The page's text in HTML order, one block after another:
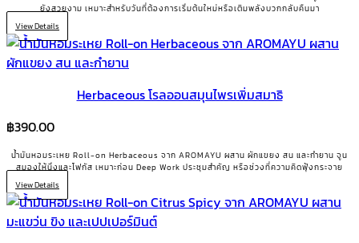
ยังสวยงาม เหมาะสำหรับวันที่ต้องการเริ่มต้นใหม่หรือเติมพลังบวกกลับคืนมา
View Details
Herbaceous โรลออนสมุนไพรเพิ่มสมาธิ
฿390.00
น้ำมันหอมระเหย Roll-on Herbaceous จาก AROMAYU ผสาน ผักแขยง สน และกำยาน จูน
สมองให้นิ่งและโฟกัส เหมาะก่อน Deep Work ประชุมสำคัญ หรือช่วงที่ความคิดฟุ้งกระจาย
View Details